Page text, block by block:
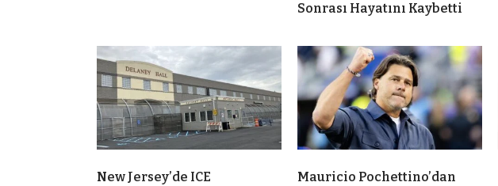
Sonrası Hayatını Kaybetti
New Jersey’de ICE
Mauricio Pochettino’dan